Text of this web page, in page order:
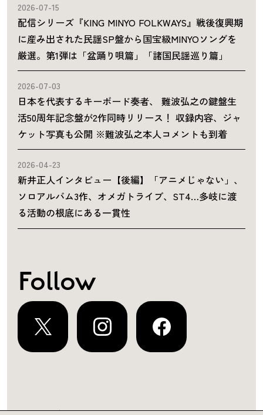
2026-07-15
配信シリーズ『KING MINYO FOLKWAYS』戦後復興期
に産み出された民謡SP盤から国宝級MINYOソングを
厳選。第1弾は「盆踊り唄篇」「諸国民謡巡り篇」
2026-07-03
日本を代表するキーボード奏者、 難波弘之の鍵盤生
活50周年記念盤が2作同時リリース！ 収録内容、ジャ
ケット写真も公開 ※難波弘之本人コメントも到着
2026-04-23
新井正人インタビュー【後編】「アニメじゃない」、
ソロアルバム3作、オメガトライブ、ST4…多岐に渡
る活動の根底にある一貫性
Follow